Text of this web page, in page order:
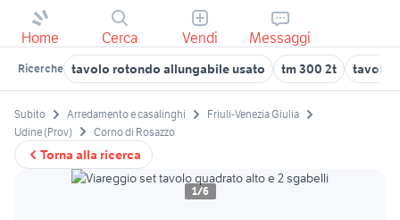
Home Cerca Vendi Messaggi
Ricerche tavolo rotondo allungabile usato tm 300 2t tavolo
Torna alla ricerca
Subito Arredamento e casalinghi
Friuli-Venezia Giulia
Udine (Prov)
Corno di Rosazzo
1/6